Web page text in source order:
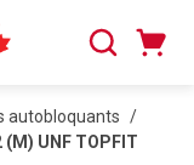
Recherche
autobloquants /
UNF TOPFIT